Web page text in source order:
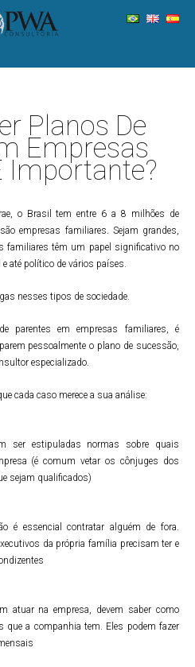
Planos De
Empresas
Importante?
o Brasil tem entre 6 a 8 milhões de
empresas familiares. Sejam grandes,
familiares têm um papel significativo no
até político de vários países.
nesses tipos de sociedade.
parentes em empresas familiares, é
pessoalmente o plano de sucessão,
especializado.
cada caso merece a sua análise:
ser estipuladas normas sobre quais
(é comum vetar os cônjuges dos
sejam qualificados)
é essencial contratar alguém de fora.
da própria família precisam ter e
atuar na empresa, devem saber como
que a companhia tem. Eles podem fazer